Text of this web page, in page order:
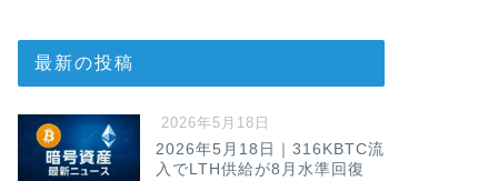
最新の投稿
2026年5月18日
2026年5月18日｜316KBTC流
入でLTH供給が8月水準回復